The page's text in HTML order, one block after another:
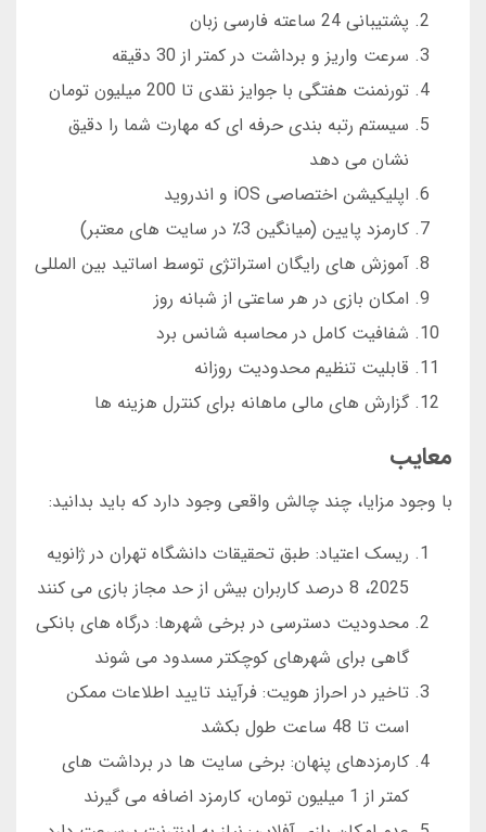
پشتیبانی 24 ساعته فارسی زبان
سرعت واریز و برداشت در کمتر از 30 دقیقه
تورنمنت هفتگی با جوایز نقدی تا 200 میلیون تومان
سیستم رتبه بندی حرفه ای که مهارت شما را دقیق
نشان می دهد
اپلیکیشن اختصاصی iOS و اندروید
کارمزد پایین (میانگین 3٪ در سایت های معتبر)
آموزش های رایگان استراتژی توسط اساتید بین المللی
امکان بازی در هر ساعتی از شبانه روز
شفافیت کامل در محاسبه شانس برد
قابلیت تنظیم محدودیت روزانه
گزارش های مالی ماهانه برای کنترل هزینه ها
معایب
با وجود مزایا، چند چالش واقعی وجود دارد که باید بدانید:
ریسک اعتیاد: طبق تحقیقات دانشگاه تهران در ژانویه
2025، 8 درصد کاربران بیش از حد مجاز بازی می کنند
محدودیت دسترسی در برخی شهرها: درگاه های بانکی
گاهی برای شهرهای کوچکتر مسدود می شوند
تاخیر در احراز هویت: فرآیند تایید اطلاعات ممکن
است تا 48 ساعت طول بکشد
کارمزدهای پنهان: برخی سایت ها در برداشت های
کمتر از 1 میلیون تومان، کارمزد اضافه می گیرند